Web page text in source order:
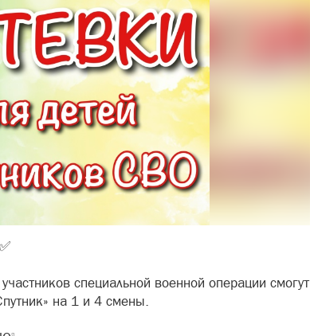
специальной военной операции смогут
на 1 и 4 смены.